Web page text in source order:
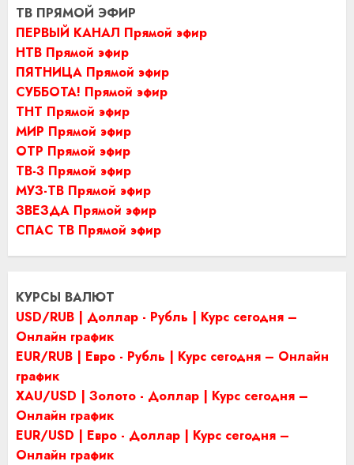
ТВ ПРЯМОЙ ЭФИР
ПЕРВЫЙ КАНАЛ Прямой эфир
НТВ Прямой эфир
ПЯТНИЦА Прямой эфир
СУББОТА! Прямой эфир
ТНТ Прямой эфир
МИР Прямой эфир
ОТР Прямой эфир
ТВ-3 Прямой эфир
МУЗ-ТВ Прямой эфир
ЗВЕЗДА Прямой эфир
СПАС ТВ Прямой эфир
КУРСЫ ВАЛЮТ
USD/RUB | Доллар - Рубль | Курс сегодня –
Онлайн график
EUR/RUB | Евро - Рубль | Курс сегодня – Онлайн
график
XAU/USD | Золото - Доллар | Курс сегодня –
Онлайн график
EUR/USD | Евро - Доллар | Курс сегодня –
Онлайн график